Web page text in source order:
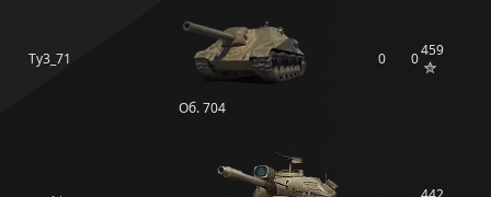
Ty3_71
Об. 704
0 0459